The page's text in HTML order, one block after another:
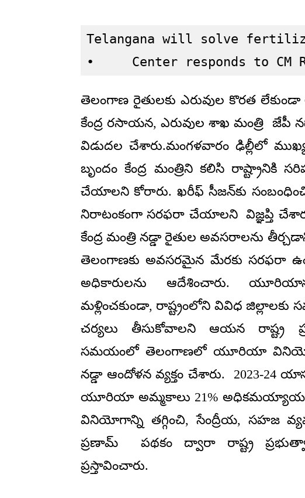
Telangana will solve
•     Center responds to CM
తెలంగాణ రైతులకు ఎరువుల కొరత
కేంద్ర రసాయన, ఎరువుల శాఖ మంత్రి జేపీ
విడుదల చేశారు.మంగళవారం ఢిల్లీలో
బృందం కేంద్ర మంత్రిని కలిసి
చేయాలని కోరారు. ఖరీఫ్ సీజన్‌కు
నిరాటంకంగా సరఫరా చేయాలని విజ్ఞప్తి
కేంద్ర మంత్రి నడ్డా రైతుల అవసరాలను
తెలంగాణకు అవసరమైన మేరకు సరఫరా
అధికారులను ఆదేశించారు.
మళ్లించకుండా, రాష్ట్రంలోని వివిధ
చర్యలు తీసుకోవాలని ఆయన రాష్ట్ర
సమయంలో తెలంగాణలో యూరియా వినియోగం
నడ్డా ఆందోళన వ్యక్తం చేశారు. 2023-24
యూరియా అమ్మకాలు 21%
వినియోగాన్ని తగ్గించి, సేంద్రీయ, సహజ
ప్రణామ్ పథకం ద్వారా రాష్ట్ర
ప్రస్తావించారు.